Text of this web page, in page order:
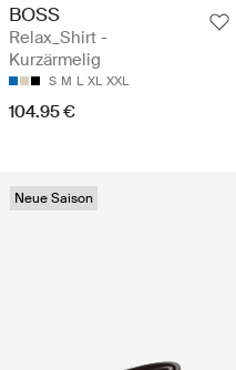
BOSS
Relax_Shirt -
Kurzärmelig
S M L XL XXL
104.95 €
Neue Saison